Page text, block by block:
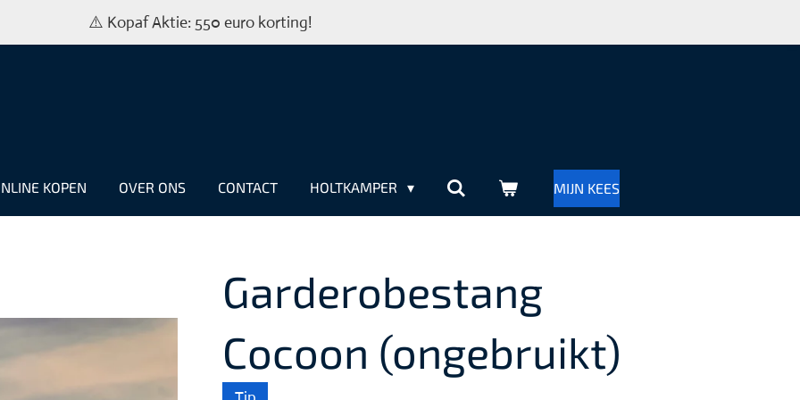
⚠️ Kopaf Aktie: 550 euro korting!
KOPEN OVER ONS CONTACT HOLTKAMPER MIJN KEES
Garderobestang
Cocoon (ongebruikt)